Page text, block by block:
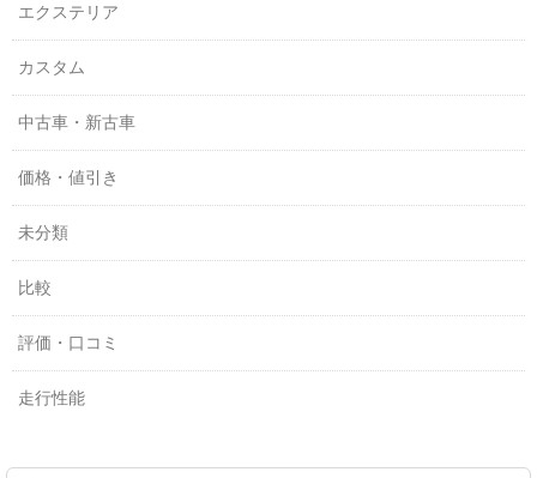
エクステリア
カスタム
中古車・新古車
価格・値引き
未分類
比較
評価・口コミ
走行性能